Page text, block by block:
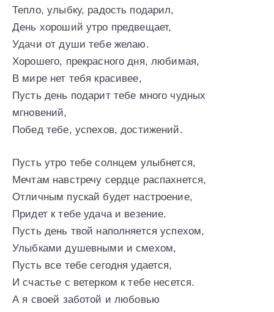
Тепло, улыбку, радость подарил,
День хороший утро предвещает,
Удачи от души тебе желаю.
Хорошего, прекрасного дня, любимая,
В мире нет тебя красивее,
Пусть день подарит тебе много чудных
мгновений,
Побед тебе, успехов, достижений.
Пусть утро тебе солнцем улыбнется,
Мечтам навстречу сердце распахнется,
Отличным пускай будет настроение,
Придет к тебе удача и везение.
Пусть день твой наполняется успехом,
Улыбками душевными и смехом,
Пусть все тебе сегодня удается,
И счастье с ветерком к тебе несется.
А я своей заботой и любовью